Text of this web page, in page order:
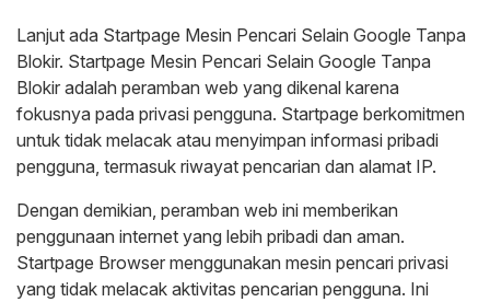
Lanjut ada Startpage Mesin Pencari Selain Google Tanpa
Blokir. Startpage Mesin Pencari Selain Google Tanpa
Blokir adalah peramban web yang dikenal karena
fokusnya pada privasi pengguna. Startpage berkomitmen
untuk tidak melacak atau menyimpan informasi pribadi
pengguna, termasuk riwayat pencarian dan alamat IP.
Dengan demikian, peramban web ini memberikan
penggunaan internet yang lebih pribadi dan aman.
Startpage Browser menggunakan mesin pencari privasi
yang tidak melacak aktivitas pencarian pengguna. Ini